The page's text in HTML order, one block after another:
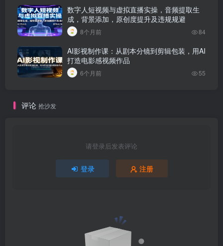
数字人短视频与虚拟直播实操，音频提取生
成，背景添加，原创度提升及违规规避
8个月前 84
AI影视制作课：从剧本分镜到剪辑包装，用AI
打造电影感视频作品
6个月前 55
评论 抢沙发
请登录后发表评论
登录 注册